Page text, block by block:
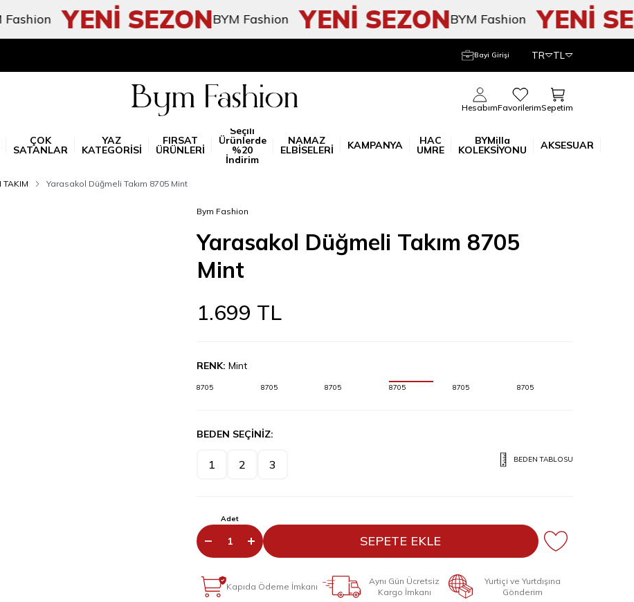
YENİ SEZONBYM Fashion YENİ SEZONBYM Fashion YENİ
Bayi Girişi TR TL
HesabımFavorilerimSepetim
ÇOK
SATANLAR
YAZ
KATEGORİSİ
FIRSAT
ÜRÜNLERİ
Seçili
Ürünlerde
%20
İndirim
NAMAZ
ELBİSELERİ KAMPANYA HAC
UMRE
BYMilla
KOLEKSİYONU AKSESUAR
TAKIM Yarasakol Düğmeli Takım 8705 Mint
Bym Fashion
Yarasakol Düğmeli Takım 8705
Mint
1.699 TL
RENK: Mint
8705 8705 8705 8705 8705 8705
BEDEN SEÇİNİZ:
1 2 3 BEDEN TABLOSU
Adet
SEPETE EKLE
Kapıda Ödeme İmkanı
Aynı Gün Ücretsiz
Kargo İmkanı
Yurtiçi ve Yurtdışına
Gönderim